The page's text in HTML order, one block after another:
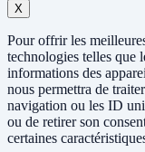
X
Pour offrir les
technologies telles que
informations des
nous permettra de
navigation ou les ID
ou de retirer son
certaines